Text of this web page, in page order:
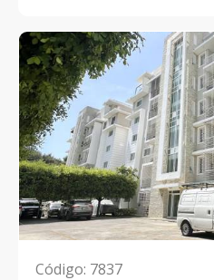
Código: 7837